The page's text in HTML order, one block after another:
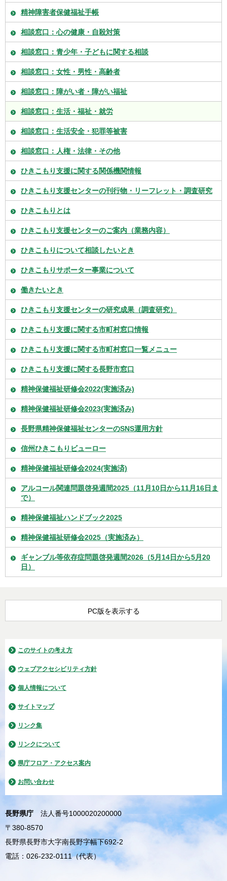
精神障害者保健福祉手帳
相談窓口：心の健康・自殺対策
相談窓口：青少年・子どもに関する相談
相談窓口：女性・男性・高齢者
相談窓口：障がい者・障がい福祉
相談窓口：生活・福祉・就労
相談窓口：生活安全・犯罪等被害
相談窓口：人権・法律・その他
ひきこもり支援に関する関係機関情報
ひきこもり支援センターの刊行物・リーフレット・調査研究
ひきこもりとは
ひきこもり支援センターのご案内（業務内容）
ひきこもりについて相談したいとき
ひきこもりサポーター事業について
働きたいとき
ひきこもり支援センターの研究成果（調査研究）
ひきこもり支援に関する市町村窓口情報
ひきこもり支援に関する市町村窓口一覧メニュー
ひきこもり支援に関する長野市窓口
精神保健福祉研修会2022(実施済み)
精神保健福祉研修会2023(実施済み)
長野県精神保健福祉センターのSNS運用方針
信州ひきこもりビューロー
精神保健福祉研修会2024(実施済)
アルコール関連問題啓発週間2025（11月10日から11月16日ま
で）
精神保健福祉ハンドブック2025
精神保健福祉研修会2025（実施済み）
ギャンブル等依存症問題啓発週間2026（5月14日から5月20
日）
PC版を表示する
このサイトの考え方
ウェブアクセシビリティ方針
個人情報について
サイトマップ
リンク集
リンクについて
県庁フロア・アクセス案内
お問い合わせ
長野県庁
法人番号1000020200000
〒380-8570
長野県長野市大字南長野字幅下692-2
電話：026-232-0111（代表）